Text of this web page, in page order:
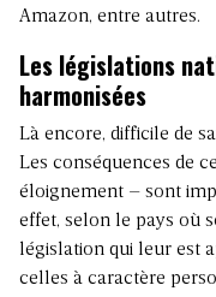
Amazon, entre autres.
Les législations
harmonisées
Là encore, difficile de
Les conséquences de
éloignement – sont
effet, selon le pays où
législation qui leur est
celles à caractère